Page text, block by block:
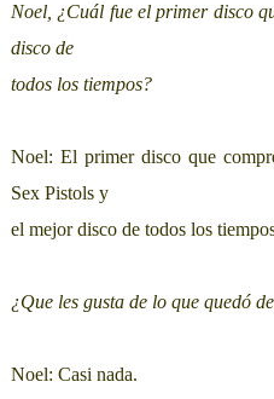
Noel, ¿Cuál fue el primer disco
disco de
todos los tiempos?
Noel: El primer disco que
Sex Pistols y
el mejor disco de todos los
¿Que les gusta de lo que quedó
Noel: Casi nada.